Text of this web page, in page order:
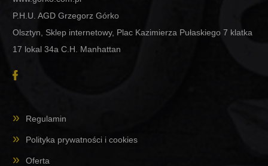
P.H.U. AGD Grzegorz Górko
Olsztyn, Sklep internetowy, Plac Kazimierza Pułaskiego 7 klatka
17 lokal 34a C.H. Manhattan
Regulamin
Polityka prywatności i cookies
Oferta